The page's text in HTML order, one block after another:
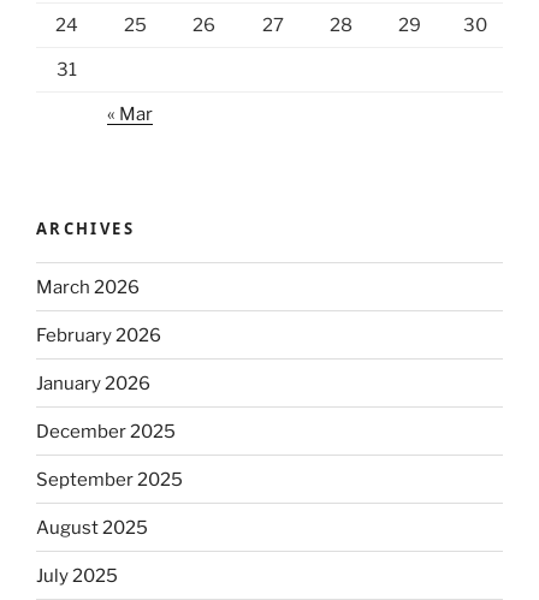
24 25 26 27 28 29 30
31
« Mar
ARCHIVES
March 2026
February 2026
January 2026
December 2025
September 2025
August 2025
July 2025